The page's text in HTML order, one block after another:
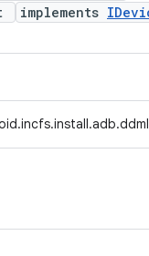
implements